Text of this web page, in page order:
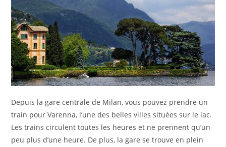
Depuis la gare centrale de Milan, vous pouvez prendre un
train pour Varenna, l’une des belles villes situées sur le lac.
Les trains circulent toutes les heures et ne prennent qu’un
peu plus d’une heure. De plus, la gare se trouve en plein